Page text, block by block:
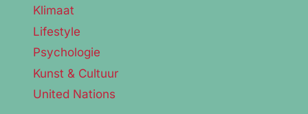
Klimaat
Lifestyle
Psychologie
Kunst & Cultuur
United Nations